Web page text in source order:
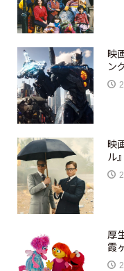
映
ン
映
ル
厚
霞